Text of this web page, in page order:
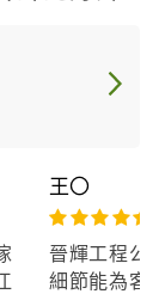
王〇
晉輝工程公
細節能為客